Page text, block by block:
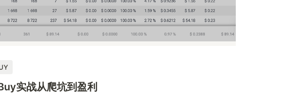
实战从爬坑到盈利